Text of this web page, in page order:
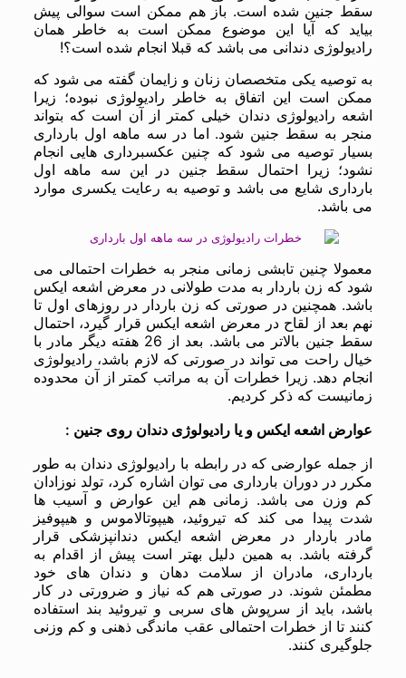
سقط جنین شده است. باز هم ممکن است سوالی پیش
بیاید که آیا این موضوع ممکن است به خاطر همان
رادیولوژی دندانی می باشد که قبلا انجام شده است؟!
به توصیه یکی متخصصان زنان و زایمان گفته می شود که
ممکن است این اتفاق به خاطر رادیولوژی نبوده؛ زیرا
اشعه رادیولوژی دندان خیلی کمتر از آن است که بتواند
منجر به سقط جنین شود. اما در سه ماهه اول بارداری
بسیار توصیه می شود که چنین عکسبرداری هایی انجام
نشود؛ زیرا احتمال سقط جنین در این سه ماهه اول
بارداری شایع می باشد و توصیه به رعایت یکسری موارد
می باشد.
معمولا چنین تابشی زمانی منجر به خطرات احتمالی می
شود که زن باردار به مدت طولانی در معرض اشعه ایکس
باشد. همچنین در صورتی که زن باردار در روزهای اول تا
نهم بعد از لقاح در معرض اشعه ایکس قرار گیرد، احتمال
سقط جنین بالاتر می باشد. بعد از 26 هفته دیگر مادر با
خیال راحت می تواند در صورتی که لازم باشد، رادیولوژی
انجام دهد. زیرا خطرات آن به مراتب کمتر از آن محدوده
زمانیست که ذکر کردیم.
عوارض اشعه ایکس و یا رادیولوژی دندان روی جنین :
از جمله عوارضی که در رابطه با رادیولوژی دندان به طور
مکرر در دوران بارداری می توان اشاره کرد، تولد نوزادان
کم وزن می باشد. زمانی هم این عوارض و آسیب ها
شدت پیدا می کند که تیروئید، هیپوتالاموس و هیپوفیز
مادر باردار در معرض اشعه ایکس دندانپزشکی قرار
گرفته باشد. به همین دلیل بهتر است پیش از اقدام به
بارداری، مادران از سلامت دهان و دندان های خود
مطمئن شوند. در صورتی هم که نیاز و ضرورتی در کار
باشد، باید از سرپوش های سربی و تیروئید بند استفاده
کنند تا از خطرات احتمالی عقب ماندگی ذهنی و کم وزنی
جلوگیری کنند.